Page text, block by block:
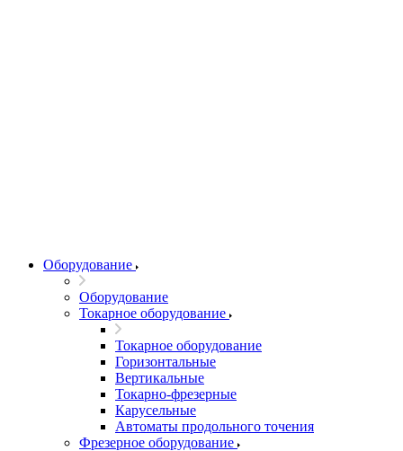
Оборудование
Оборудование
Токарное оборудование
Токарное оборудование
Горизонтальные
Вертикальные
Токарно-фрезерные
Карусельные
Автоматы продольного точения
Фрезерное оборудование